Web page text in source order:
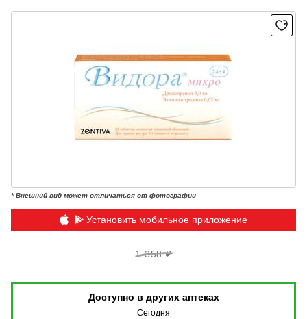
* Внешний вид может отличаться от фотографии
Установить мобильное приложение
1 358 ₽
Доступно в других аптеках
Сегодня